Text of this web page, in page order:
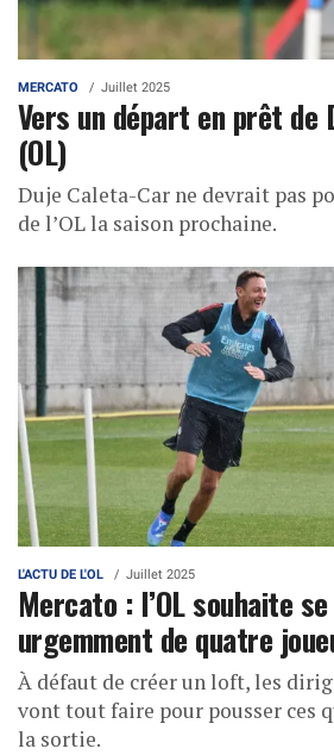
MERCATO Juillet 2025
Vers un départ en prêt de
(OL)
Duje Caleta-Car ne devrait pas
de l’OL la saison prochaine.
L'ACTU DE L'OL Juillet 2025
Mercato : l’OL souhaite
urgemment de quatre
À défaut de créer un loft, les
vont tout faire pour pousser ces
la sortie.